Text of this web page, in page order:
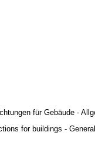
für Gebäude -
for buildings -